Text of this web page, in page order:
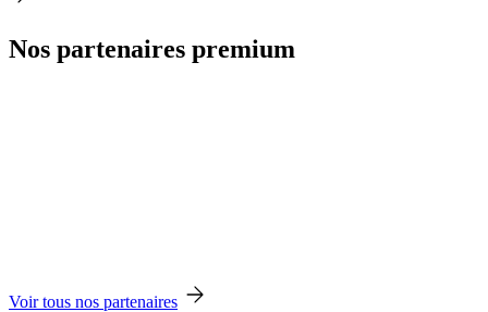
Nos partenaires premium
Voir tous nos partenaires